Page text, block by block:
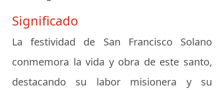
Significado
La festividad de San Francisco Solano
conmemora la vida y obra de este santo,
destacando su labor misionera y su